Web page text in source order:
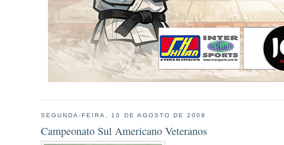
SEGUNDA-FEIRA, 10 DE AGOSTO DE 2009
Campeonato Sul Americano Veteranos